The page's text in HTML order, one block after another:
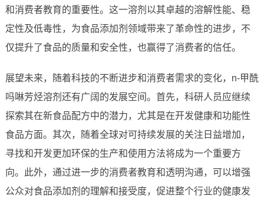
和消费者教育的重要性。这一溶剂以其卓越的溶解性能、稳
定性及低毒性，为食品添加剂领域带来了革命性的进步，不
仅提升了食品的质量和安全性，也赢得了消费者的信任。
展望未来，随着科技的不断进步和消费者需求的变化，n-甲酰
吗啉芳烃溶剂还有广阔的发展空间。首先，科研人员应继续
探索其在新食品配方中的潜力，尤其是在开发健康和功能性
食品方面。其次，随着全球对可持续发展的关注日益增加，
寻找和开发更加环保的生产和使用方法将成为一个重要方
向。此外，通过进一步的消费者教育和透明沟通，可以增强
公众对食品添加剂的理解和接受度，促进整个行业的健康发